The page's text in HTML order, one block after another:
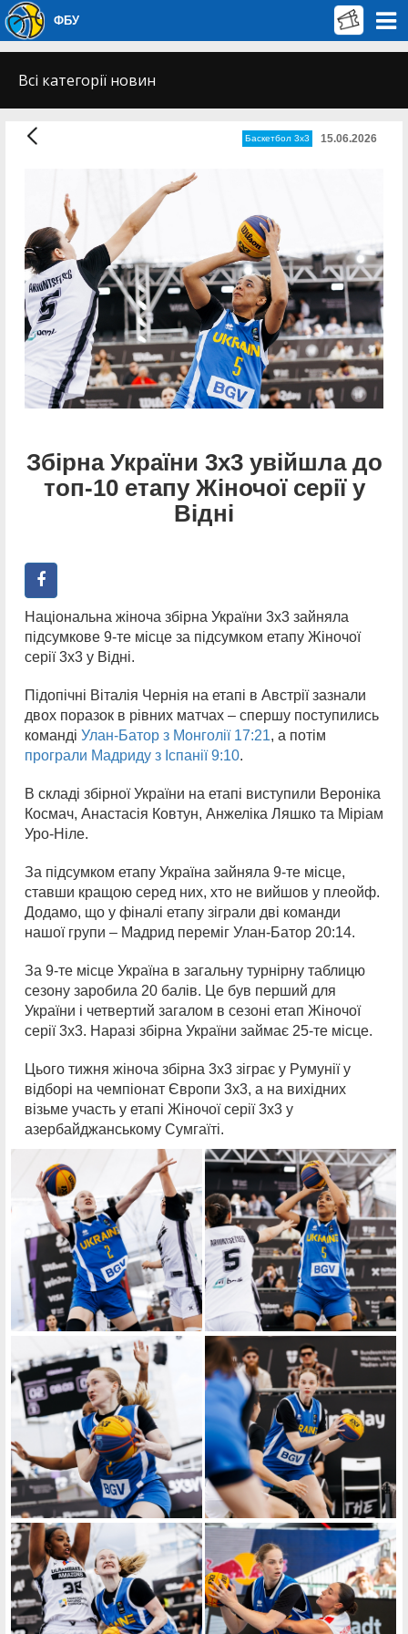
ФБУ
Всі категорії новин
Баскетбол 3х3 15.06.2026
Збірна України 3х3 увійшла до
топ-10 етапу Жіночої серії у
Відні
Національна жіноча збірна України 3х3 зайняла
підсумкове 9-те місце за підсумком етапу Жіночої
серії 3х3 у Відні.
Підопічні Віталія Чернія на етапі в Австрії зазнали
двох поразок в рівних матчах – спершу поступились
команді Улан-Батор з Монголії 17:21, а потім
програли Мадриду з Іспанії 9:10.
В складі збірної України на етапі виступили Вероніка
Космач, Анастасія Ковтун, Анжеліка Ляшко та Міріам
Уро-Ніле.
За підсумком етапу Україна зайняла 9-те місце,
ставши кращою серед них, хто не вийшов у плеойф.
Додамо, що у фіналі етапу зіграли дві команди
нашої групи – Мадрид переміг Улан-Батор 20:14.
За 9-те місце Україна в загальну турнірну таблицю
сезону заробила 20 балів. Це був перший для
України і четвертий загалом в сезоні етап Жіночої
серії 3х3. Наразі збірна України займає 25-те місце.
Цього тижня жіноча збірна 3х3 зіграє у Румунії у
відборі на чемпіонат Європи 3х3, а на вихідних
візьме участь у етапі Жіночої серії 3х3 у
азербайджанському Сумгаїті.